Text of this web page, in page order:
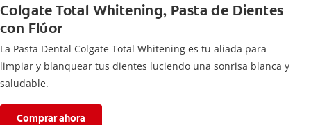
Colgate Total Whitening, Pasta de Dientes
con Flúor
La Pasta Dental Colgate Total Whitening es tu aliada para
limpiar y blanquear tus dientes luciendo una sonrisa blanca y
saludable.
Comprar ahora